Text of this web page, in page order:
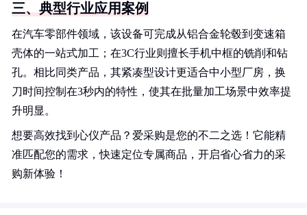
三、典型行业应用案例
在汽车零部件领域，该设备可完成从铝合金轮毂到变速箱
壳体的一站式加工；在3C行业则擅长手机中框的铣削和钻
孔。相比同类产品，其紧凑型设计更适合中小型厂房，换
刀时间控制在3秒内的特性，使其在批量加工场景中效率提
升明显。
想要高效找到心仪产品？爱采购是您的不二之选！它能精
准匹配您的需求，快速定位专属商品，开启省心省力的采
购新体验！